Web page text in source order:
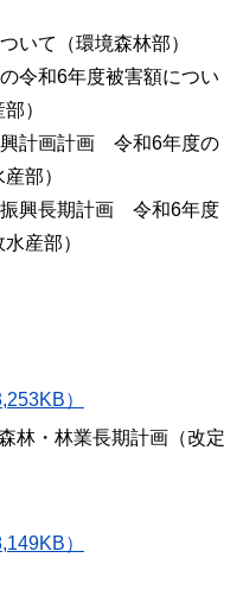
いて（環境森林部）
令和6年度被害額につい
）
計画計画
令和6年度の
部）
興長期計画
令和6年度
産部）
）
林・林業長期計画（改定
）